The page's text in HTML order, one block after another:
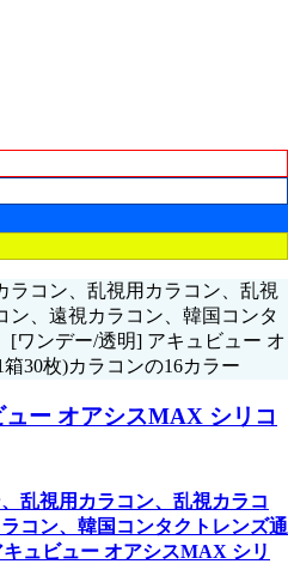
ラコン、乱視用カラコン、乱視
ン、遠視カラコン、韓国コンタ
[ワンデー/透明] アキュビュー オ
30枚)カラコンの16カラー
ー オアシスMAX シリコ
乱視用カラコン、乱視カラコ
コン、韓国コンタクトレンズ通
ュビュー オアシスMAX シリ